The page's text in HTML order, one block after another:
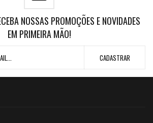
NOSSAS PROMOÇÕES E NOVIDADES
EM PRIMEIRA MÃO!